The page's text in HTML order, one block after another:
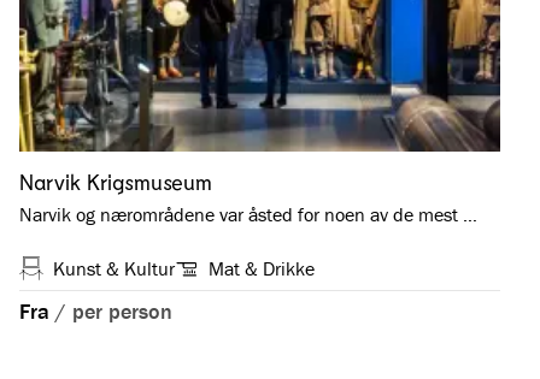
Narvik Krigsmuseum
Narvik og nærområdene var åsted for noen av de mest …
Kunst & Kultur Mat & Drikke
Fra / per person